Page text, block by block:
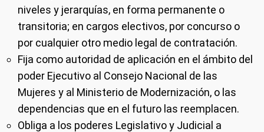
niveles y jerarquías, en forma permanente o
transitoria; en cargos electivos, por concurso o
por cualquier otro medio legal de contratación.
Fija como autoridad de aplicación en el ámbito del
poder Ejecutivo al Consejo Nacional de las
Mujeres y al Ministerio de Modernización, o las
dependencias que en el futuro las reemplacen.
Obliga a los poderes Legislativo y Judicial a